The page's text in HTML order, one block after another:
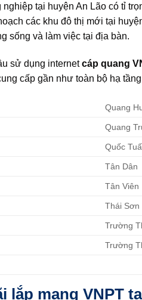
tại huyện An Lão có tỉ
các khu đô thị mới tại
sống và làm việc tại địa bàn.
sử dụng internetcáp quang
cấp gần như toàn bộ hạ
Quang
Quang
Quốc
Tân Dân
Tân Viên
Thái Sơn
Trường
Trường
mạng VNPT